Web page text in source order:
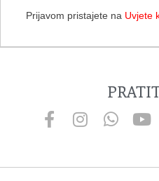
Prijavom pristajete na Uvjete